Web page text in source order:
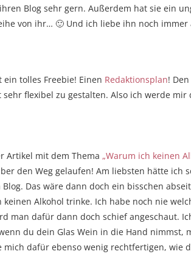
Blog sehr gern. Außerdem hat sie ein
von ihr… 🙂 Und ich liebe ihn noch immer
tolles Freebie! Einen Redaktionsplan!
flexibel zu gestalten. Also ich werde mir
Artikel mit dem Thema „Warum ich keinen
den Weg gelaufen! Am liebsten hätte ich
Das wäre dann doch ein bisschen
Alkohol trinke. Ich habe noch nie
man dafür dann doch schief angeschaut.
du dein Glas Wein in die Hand nimmst,
mich dafür ebenso wenig rechtfertigen, wie